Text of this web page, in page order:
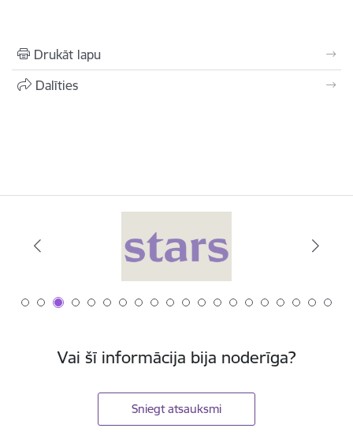
Drukāt lapu
Dalīties
Vai šī informācija bija noderīga?
Sniegt atsauksmi